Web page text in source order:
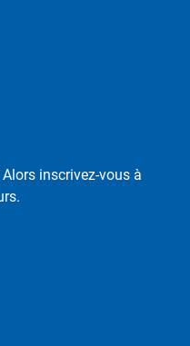
Alors inscrivez-vous à